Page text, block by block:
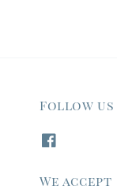
Follow us
We accept